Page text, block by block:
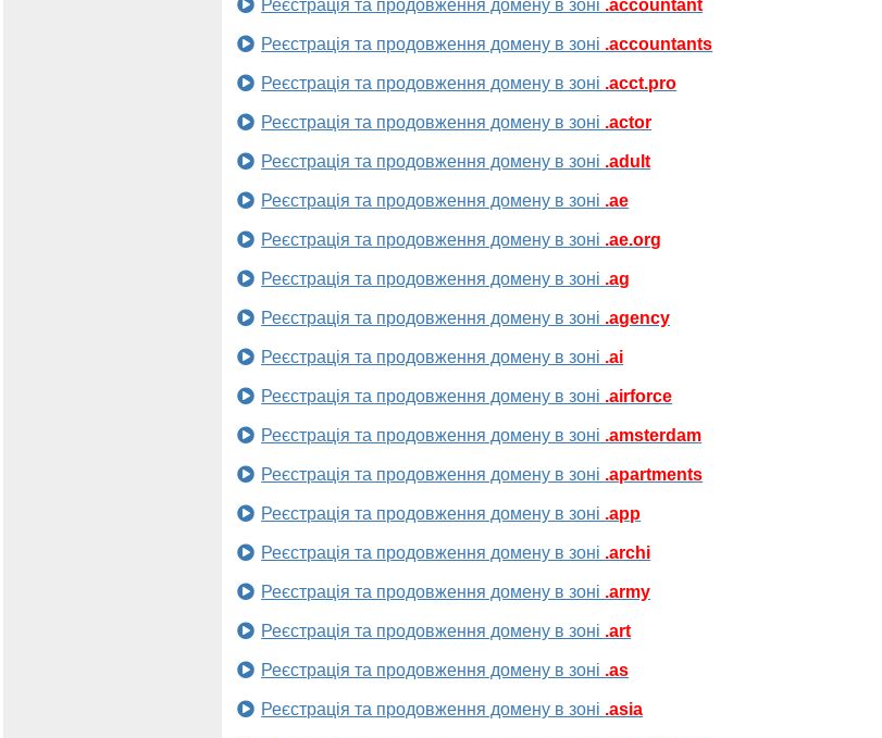
Реєстрація та продовження домену в зоні .accountant
Реєстрація та продовження домену в зоні .accountants
Реєстрація та продовження домену в зоні .acct.pro
Реєстрація та продовження домену в зоні .actor
Реєстрація та продовження домену в зоні .adult
Реєстрація та продовження домену в зоні .ae
Реєстрація та продовження домену в зоні .ae.org
Реєстрація та продовження домену в зоні .ag
Реєстрація та продовження домену в зоні .agency
Реєстрація та продовження домену в зоні .ai
Реєстрація та продовження домену в зоні .airforce
Реєстрація та продовження домену в зоні .amsterdam
Реєстрація та продовження домену в зоні .apartments
Реєстрація та продовження домену в зоні .app
Реєстрація та продовження домену в зоні .archi
Реєстрація та продовження домену в зоні .army
Реєстрація та продовження домену в зоні .art
Реєстрація та продовження домену в зоні .as
Реєстрація та продовження домену в зоні .asia